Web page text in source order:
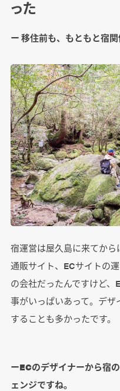
った
ー 移住前も、もともと宿
宿運営は屋久島に来てか
通販サイト、ECサイトの
の会社だったんですけど
事がいっぱいあって。デ
することも多かったです。
ーECのデザイナーから宿
ェンジですね。